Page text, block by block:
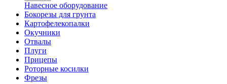
Навесное оборудование
Бокорезы для грунта
Картофелекопалки
Окучники
Отвалы
Плуги
Прицепы
Роторные косилки
Фрезы